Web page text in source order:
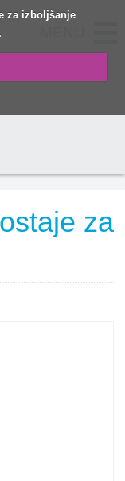
za izboljšanje
za